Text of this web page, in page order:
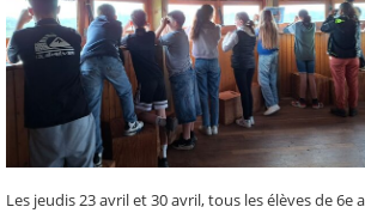
Les jeudis 23 avril et 30 avril, tous les élèves de